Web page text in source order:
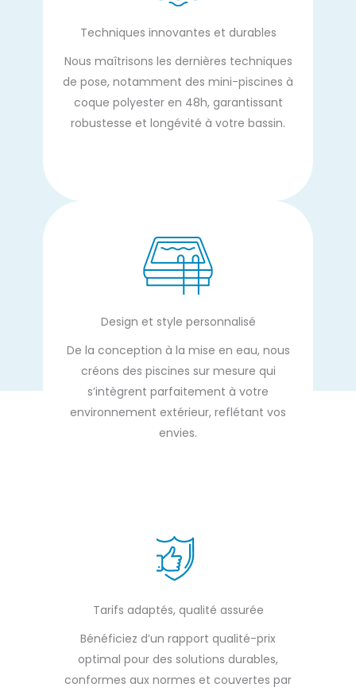
Techniques innovantes et durables
Nous maîtrisons les dernières techniques
de pose, notamment des mini-piscines à
coque polyester en 48h, garantissant
robustesse et longévité à votre bassin.
Design et style personnalisé
De la conception à la mise en eau, nous
créons des piscines sur mesure qui
s’intègrent parfaitement à votre
environnement extérieur, reflétant vos
envies.
Tarifs adaptés, qualité assurée
Bénéficiez d’un rapport qualité-prix
optimal pour des solutions durables,
conformes aux normes et couvertes par